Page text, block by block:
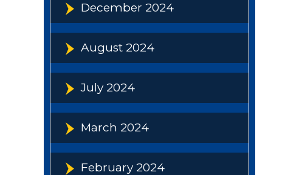
December 2024
August 2024
July 2024
March 2024
February 2024